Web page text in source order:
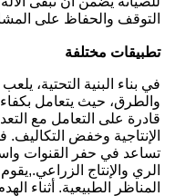
التوقف والحفاظ على
تطبيقات مختلفة
في بناء البنية التحتية،
والطرق، حيث يتعامل
قادرة على التعامل مع
الإنتاجية وخفض التكاليف.
تساعد في حفر القنوات
الري والإنتاج
المناظر الطبيعية. أثناء